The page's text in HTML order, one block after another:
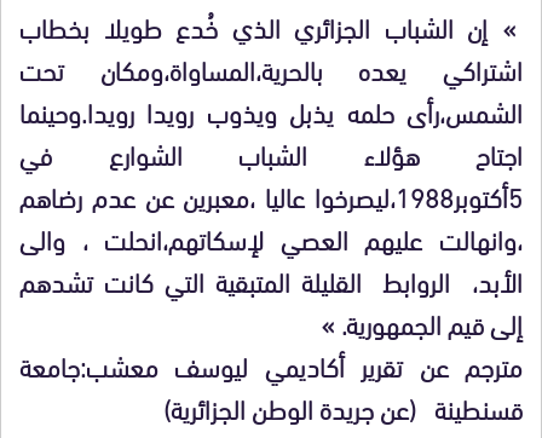
» إن الشباب الجزائري الذي خُدع طويلا بخطاب
اشتراكي يعده بالحرية،المساواة،ومكان تحت
الشمس،رأى حلمه يذبل ويذوب رويدا رويدا.وحينما
اجتاح هؤلاء الشباب الشوارع في
5أكتوبر1988،ليصرخوا عاليا ،معبرين عن عدم رضاهم
،وانهالت عليهم العصي لإسكاتهم،انحلت ، والى
الأبد، الروابط القليلة المتبقية التي كانت تشدهم
إلى قيم الجمهورية. »
مترجم عن تقرير أكاديمي ليوسف معشب:جامعة
قسنطينة (عن جريدة الوطن الجزائرية)